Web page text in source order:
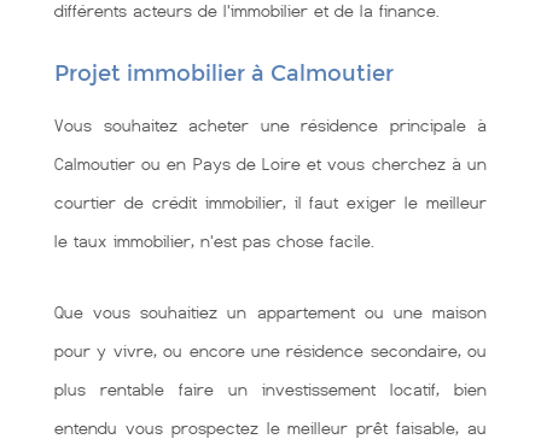
différents acteurs de l'immobilier et de la finance.
Projet immobilier à Calmoutier
Vous souhaitez acheter une résidence principale à
Calmoutier ou en Pays de Loire et vous cherchez à un
courtier de crédit immobilier, il faut exiger le meilleur
le taux immobilier, n'est pas chose facile.
Que vous souhaitiez un appartement ou une maison
pour y vivre, ou encore une résidence secondaire, ou
plus rentable faire un investissement locatif, bien
entendu vous prospectez le meilleur prêt faisable, au